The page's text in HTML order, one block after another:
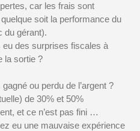
car les frais sont
soit la performance du
du gérant).
eu des surprises fiscales à
la sortie ?
ou perdu de l’argent ?
de 30% et 50%
et ce n’est pas fini …
eu une mauvaise expérience